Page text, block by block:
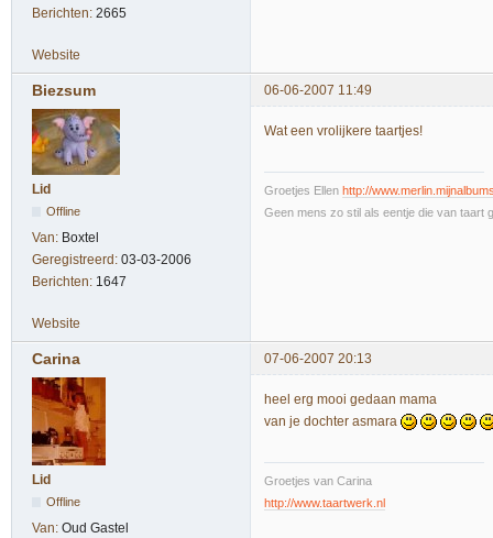
Berichten: 2665
Website
Biezsum 06-06-2007 11:49
Lid
Offline
Van: Boxtel
Geregistreerd: 03-03-2006
Berichten: 1647
Wat een vrolijkere taartjes!
Groetjes Ellen http://
Geen mens zo stil als eentje die van taart
Website
Carina 07-06-2007 20:13
Lid
Offline
Van: Oud Gastel
heel erg mooi gedaan mama
van je dochter asmara
Groetjes van Carina
http://www.taartwerk.nl